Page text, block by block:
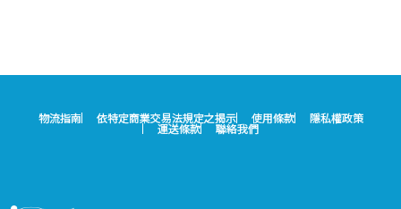
物流指南 依特定商業交易法規定之揭示 使用條款 隱私權政策
運送條款 聯絡我們